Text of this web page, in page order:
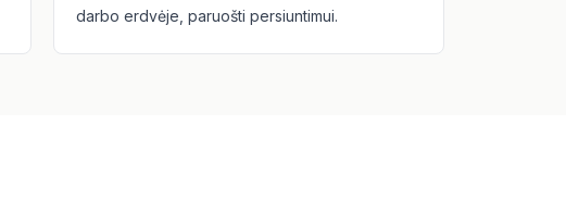
darbo erdvėje, paruošti persiuntimui.